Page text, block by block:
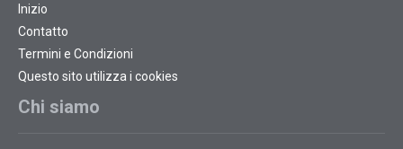
Inizio
Contatto
Termini e Condizioni
Questo sito utilizza i cookies
Chi siamo